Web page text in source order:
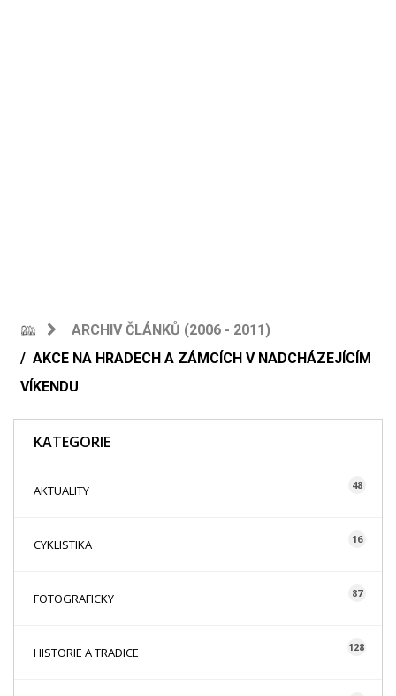
ARCHIV ČLÁNKŮ (2006 - 2011)
AKCE NA HRADECH A ZÁMCÍCH V NADCHÁZEJÍCÍM
VÍKENDU
KATEGORIE
AKTUALITY 48
CYKLISTIKA 16
FOTOGRAFICKY 87
HISTORIE A TRADICE 128